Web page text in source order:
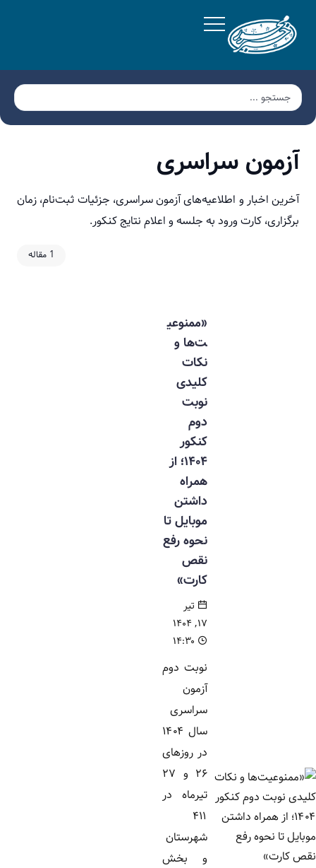
آزمون سراسری
آخرین اخبار و اطلاعیه‌های آزمون سراسری، جزئیات ثبت‌نام، زمان
برگزاری، کارت ورود به جلسه و اعلام نتایج کنکور.
1 مقاله
«ممنوعی
ت‌ها و
نکات
کلیدی
نوبت
دوم
کنکور
۱۴۰۴؛ از
همراه
داشتن
موبایل تا
نحوه رفع
نقص
کارت»
تیر
۱۷, ۱۴۰۴
نوبت دوم
آزمون
سراسری
سال ۱۴۰۴
در روزهای
۲۶ و ۲۷
تیرماه در
۴۱۱
شهرستان
و بخش